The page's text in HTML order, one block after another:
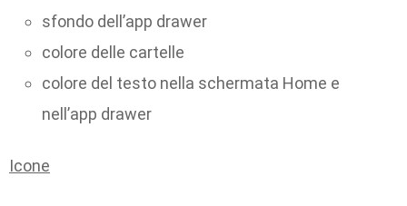
sfondo dell’app drawer
colore delle cartelle
colore del testo nella schermata Home e
nell’app drawer
Icone